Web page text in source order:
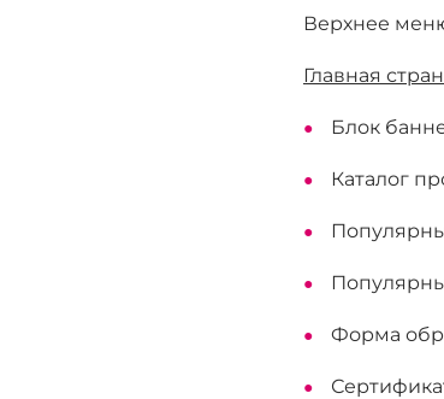
Верхнее
Главная
Блок
Каталог
Форма